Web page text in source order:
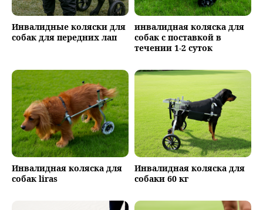
Инвалидные коляски для
собак для передних лап
инвалидная коляска для
собак с поставкой в
течении 1-2 суток
Инвалидная коляска для
собак liras
Инвалидная коляска для
собаки 60 кг